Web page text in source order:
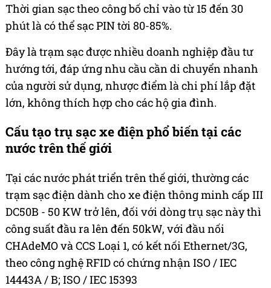
Thời gian sạc theo công bố chỉ vào từ 15 đến 30
phút là có thể sạc PIN tời 80-85%.
Đây là trạm sạc được nhiều doanh nghiệp đầu tư
hướng tới, đáp ứng nhu cầu cần di chuyển nhanh
của người sử dụng, nhược điểm là chi phí lắp đặt
lớn, không thích hợp cho các hộ gia đình.
Cấu tạo trụ sạc xe điện phổ biến tại các
nước trên thế giới
Tại các nước phát triển trên thế giới, thường các
trạm sạc điện dành cho xe điện thông minh cấp III
DC50B - 50 KW trở lên, đối với dòng trụ sạc này thì
công suất đầu ra lên đến 50kW, với đầu nối
CHAdeMO và CCS Loại 1, có kết nối Ethernet/3G,
theo công nghệ RFID có chứng nhận ISO / IEC
14443A / B; ISO / IEC 15393